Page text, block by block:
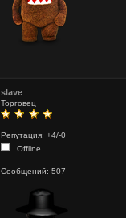
slave
Торговец
Репутация: +4/-0
Offline
Сообщений: 507